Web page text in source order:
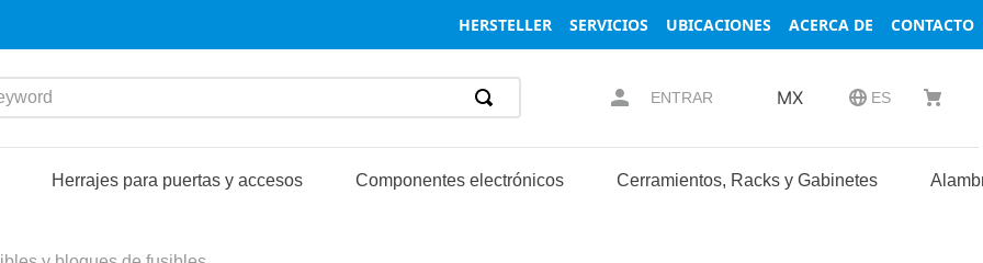
HERSTELLER SERVICIOS UBICACIONES ACERCA DE CONTACTO
ENTRAR MX ES
Herrajes para puertas y accesos Componentes electrónicos Cerramientos, Racks y Gabinetes